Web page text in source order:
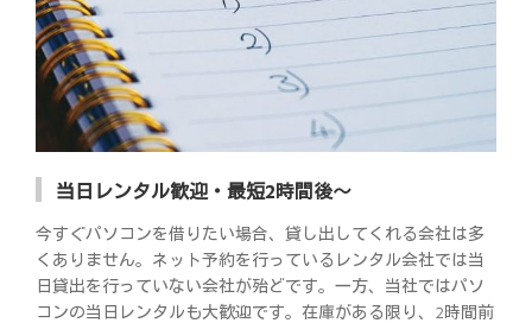
当日レンタル歓迎・最短2時間後～
今すぐパソコンを借りたい場合、貸し出してくれる会社は多
くありません。ネット予約を行っているレンタル会社では当
日貸出を行っていない会社が殆どです。一方、当社ではパソ
コンの当日レンタルも大歓迎です。在庫がある限り、2時間前